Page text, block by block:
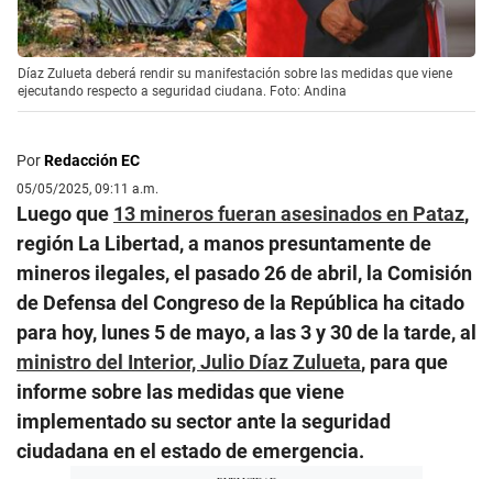
Díaz Zulueta deberá rendir su manifestación sobre las medidas que viene
ejecutando respecto a seguridad ciudana. Foto: Andina
PorRedacción EC
05/05/2025, 09:11 a.m.
Luego que 13 mineros fueran asesinados en Pataz,
región La Libertad, a manos presuntamente de
mineros ilegales, el pasado 26 de abril, la Comisión
de Defensa del Congreso de la República ha citado
para hoy, lunes 5 de mayo, a las 3 y 30 de la tarde, al
ministro del Interior, Julio Díaz Zulueta, para que
informe sobre las medidas que viene
implementado su sector ante la seguridad
ciudadana en el estado de emergencia.